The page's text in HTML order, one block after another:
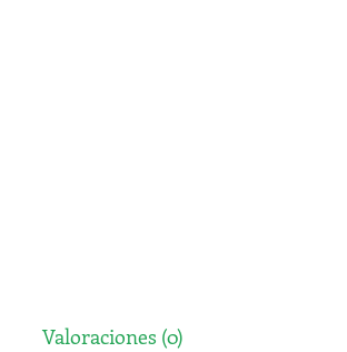
Valoraciones (0)